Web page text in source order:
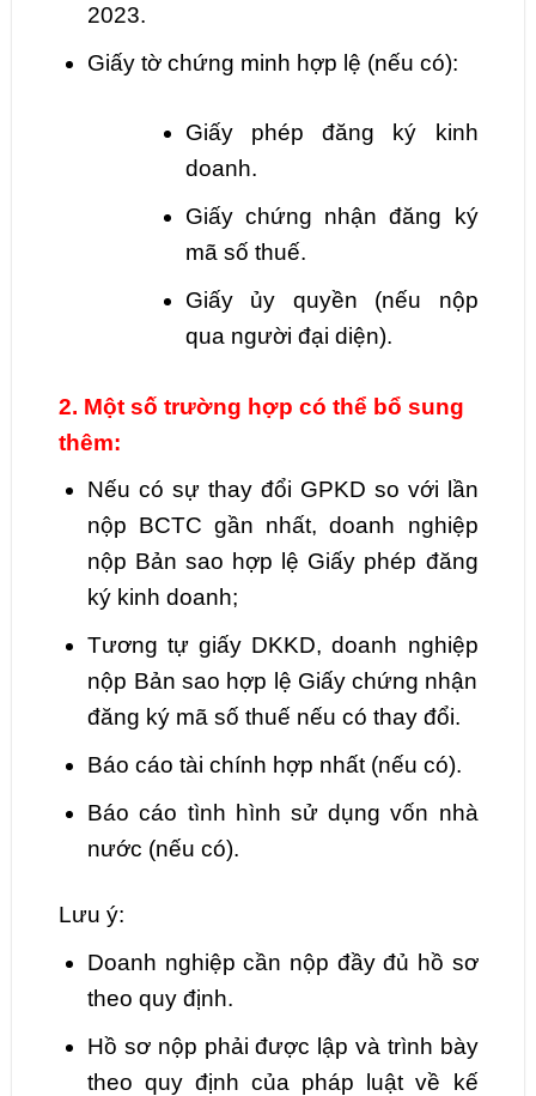
2023.
Giấy tờ chứng minh hợp lệ (nếu có):
Giấy phép đăng ký kinh
doanh.
Giấy chứng nhận đăng ký
mã số thuế.
Giấy ủy quyền (nếu nộp
qua người đại diện).
2. Một số trường hợp có thể bổ sung
thêm:
Nếu có sự thay đổi GPKD so với lần
nộp BCTC gần nhất, doanh nghiệp
nộp Bản sao hợp lệ Giấy phép đăng
ký kinh doanh;
Tương tự giấy DKKD, doanh nghiệp
nộp Bản sao hợp lệ Giấy chứng nhận
đăng ký mã số thuế nếu có thay đổi.
Báo cáo tài chính hợp nhất (nếu có).
Báo cáo tình hình sử dụng vốn nhà
nước (nếu có).
Lưu ý:
Doanh nghiệp cần nộp đầy đủ hồ sơ
theo quy định.
Hồ sơ nộp phải được lập và trình bày
theo quy định của pháp luật về kế